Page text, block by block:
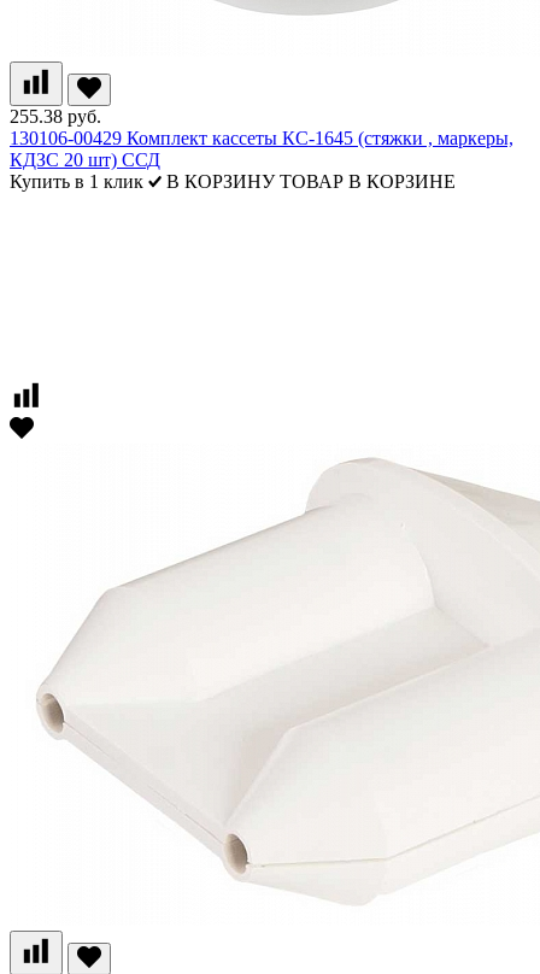
255.38 руб.
130106-00429 Комплект кассеты КС-1645 (стяжки , маркеры,
КДЗС 20 шт) ССД
Купить в 1 клик
В КОРЗИНУ ТОВАР В КОРЗИНЕ